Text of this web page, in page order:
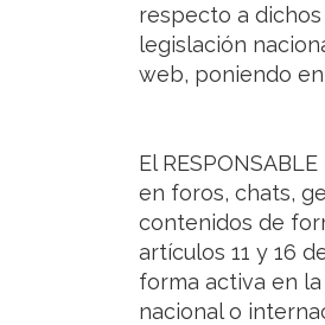
respecto a
legislación
web, poniendo
El
en foros, chats,
contenidos de
artículos 11 y 16
forma activa en
nacional o